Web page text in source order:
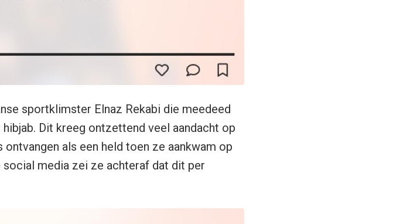
sportklimster Elnaz Rekabi die meedeed
Dit kreeg ontzettend veel aandacht op
als een held toen ze aankwam op
social media zei ze achteraf dat dit per